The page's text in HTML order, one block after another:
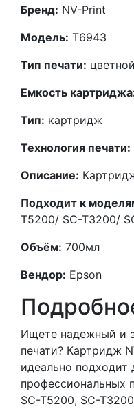
Бренд: NV-Print
Модель: T6943
Тип печати: цветной
Емкость
Тип: картридж
Технология печати:
Описание:
Подходит к
T5200/ SC-T3200/
Объём: 700мл
Вендор: Epson
Ищете надежный и
печати? Картридж
идеально подходит
профессиональных
SC-T5200, SC-